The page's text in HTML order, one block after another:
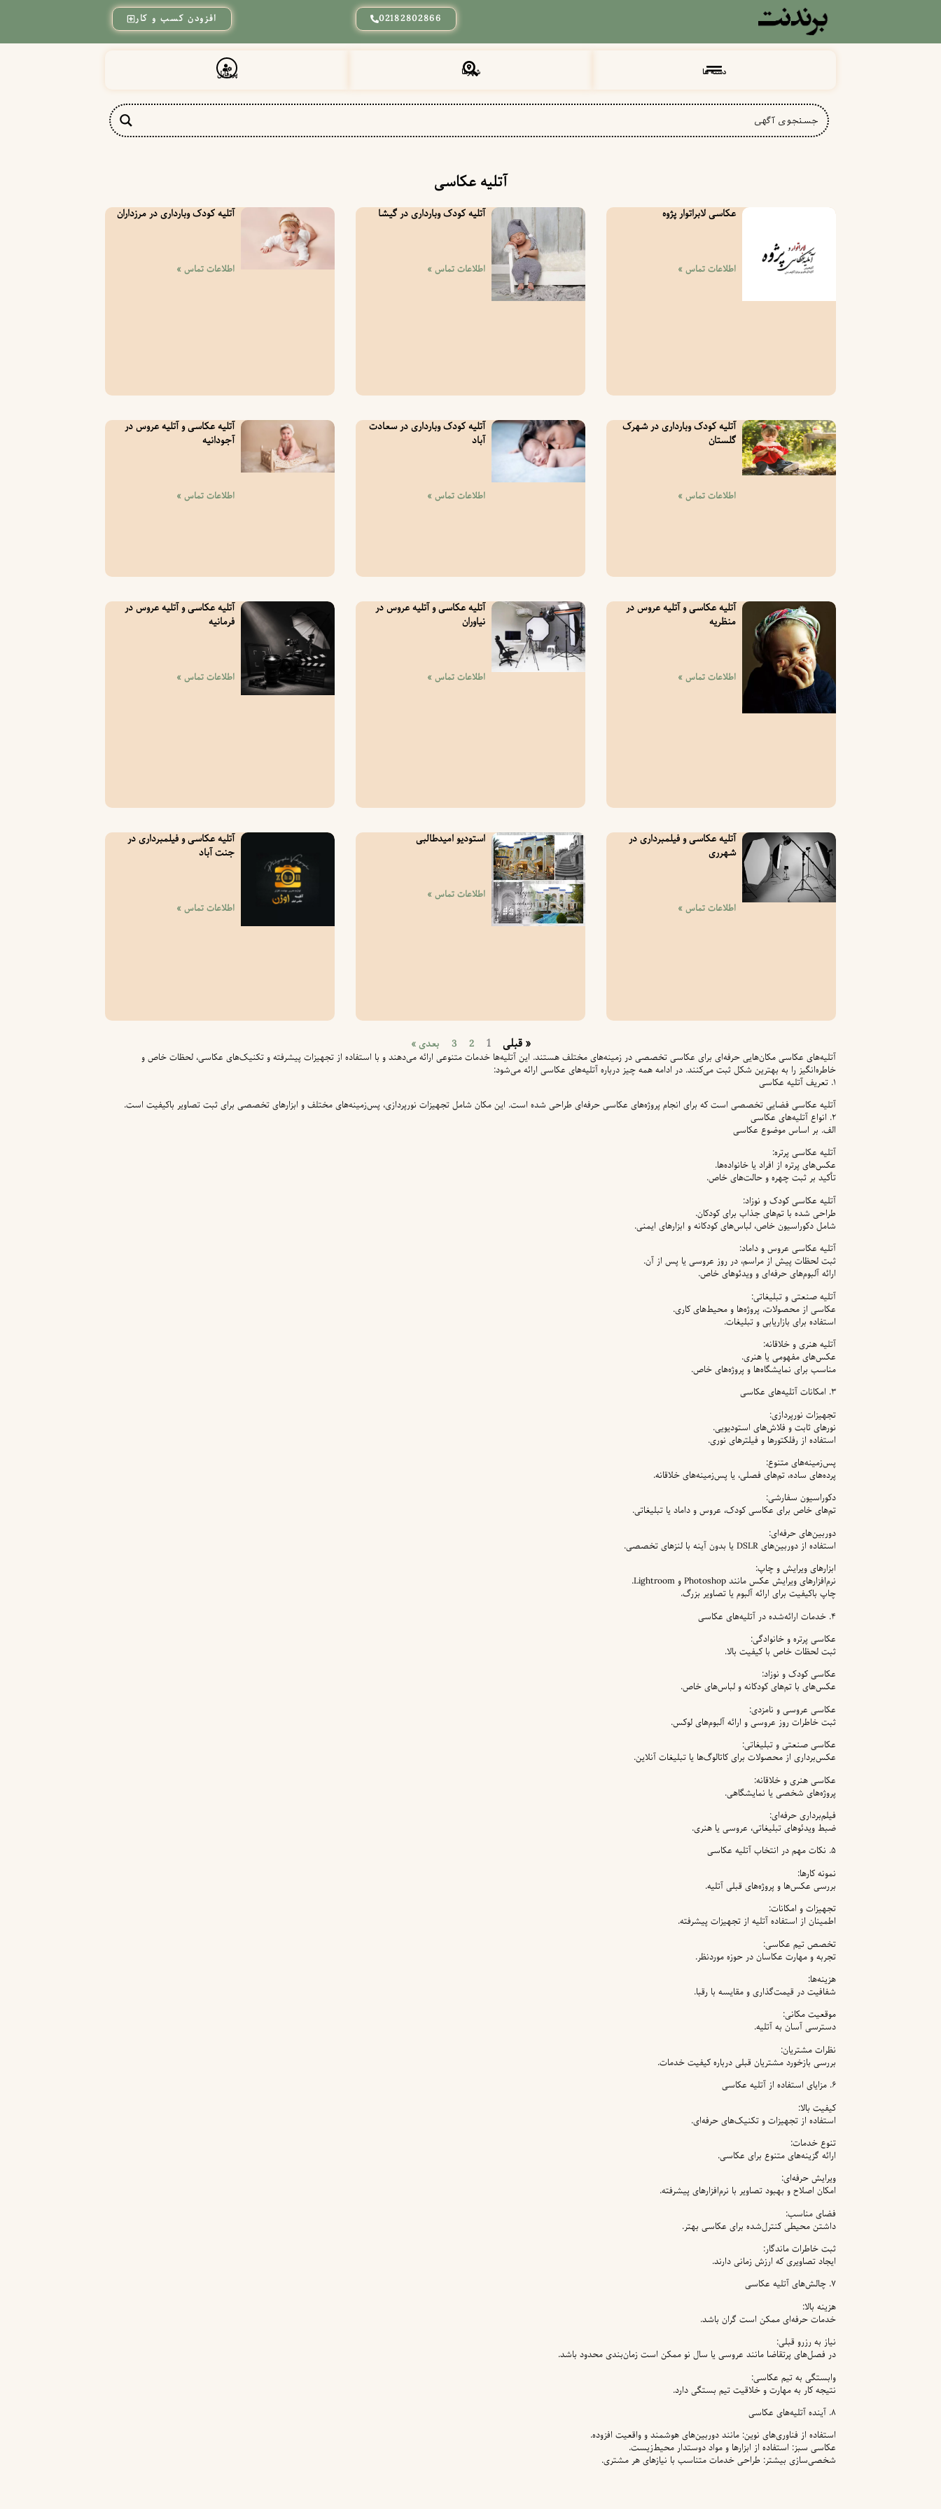
02182802866 افزودن کسب و کار
دسته ها شهرها پروفایل
آتلیه عکاسی
عکاسی لابراتوار پژوه
اطلاعات تماس »
آتلیه کودک وبارداری در گیشا
اطلاعات تماس »
آتلیه کودک وبارداری در مرزداران
اطلاعات تماس »
آتلیه کودک وبارداری در شهرک
گلستان
اطلاعات تماس »
آتلیه کودک وبارداری در سعادت
آباد
اطلاعات تماس »
آتلیه عکاسی و آتلیه عروس در
آجودانیه
اطلاعات تماس »
آتلیه عکاسی و آتلیه عروس در
منظریه
اطلاعات تماس »
آتلیه عکاسی و آتلیه عروس در
نیاوران
اطلاعات تماس »
آتلیه عکاسی و آتلیه عروس در
فرمانیه
اطلاعات تماس »
آتلیه عکاسی و فیلمبرداری در
شهرری
اطلاعات تماس »
استودیو امیدطالبی
اطلاعات تماس »
آتلیه عکاسی و فیلمبرداری در
جنت آباد
اطلاعات تماس »
« قبلی 1
2
3 بعدی »
آتلیه‌های عکاسی مکان‌هایی حرفه‌ای برای عکاسی تخصصی در زمینه‌های مختلف هستند. این آتلیه‌ها خدمات متنوعی ارائه می‌دهند و با استفاده از تجهیزات پیشرفته و تکنیک‌های عکاسی، لحظات خاص و
خاطره‌انگیز را به بهترین شکل ثبت می‌کنند. در ادامه همه چیز درباره آتلیه‌های عکاسی ارائه می‌شود:
۱. تعریف آتلیه عکاسی
آتلیه عکاسی فضایی تخصصی است که برای انجام پروژه‌های عکاسی حرفه‌ای طراحی شده است. این مکان شامل تجهیزات نورپردازی، پس‌زمینه‌های مختلف و ابزارهای تخصصی برای ثبت تصاویر باکیفیت است.
۲. انواع آتلیه‌های عکاسی
الف. بر اساس موضوع عکاسی
آتلیه عکاسی پرتره:
عکس‌های پرتره از افراد یا خانواده‌ها.
تأکید بر ثبت چهره و حالت‌های خاص.
آتلیه عکاسی کودک و نوزاد:
طراحی شده با تم‌های جذاب برای کودکان.
شامل دکوراسیون خاص، لباس‌های کودکانه و ابزارهای ایمنی.
آتلیه عکاسی عروس و داماد:
ثبت لحظات پیش از مراسم، در روز عروسی یا پس از آن.
ارائه آلبوم‌های حرفه‌ای و ویدئوهای خاص.
آتلیه صنعتی و تبلیغاتی:
عکاسی از محصولات، پروژه‌ها و محیط‌های کاری.
استفاده برای بازاریابی و تبلیغات.
آتلیه هنری و خلاقانه:
عکس‌های مفهومی یا هنری.
مناسب برای نمایشگاه‌ها و پروژه‌های خاص.
۳. امکانات آتلیه‌های عکاسی
تجهیزات نورپردازی:
نورهای ثابت و فلاش‌های استودیویی.
استفاده از رفلکتورها و فیلترهای نوری.
پس‌زمینه‌های متنوع:
پرده‌های ساده، تم‌های فصلی، یا پس‌زمینه‌های خلاقانه.
دکوراسیون سفارشی:
تم‌های خاص برای عکاسی کودک، عروس و داماد یا تبلیغاتی.
دوربین‌های حرفه‌ای:
استفاده از دوربین‌های DSLR یا بدون آینه با لنزهای تخصصی.
ابزارهای ویرایش و چاپ:
نرم‌افزارهای ویرایش عکس مانند Photoshop و Lightroom.
چاپ باکیفیت برای ارائه آلبوم یا تصاویر بزرگ.
۴. خدمات ارائه‌شده در آتلیه‌های عکاسی
عکاسی پرتره و خانوادگی:
ثبت لحظات خاص با کیفیت بالا.
عکاسی کودک و نوزاد:
عکس‌های با تم‌های کودکانه و لباس‌های خاص.
عکاسی عروسی و نامزدی:
ثبت خاطرات روز عروسی و ارائه آلبوم‌های لوکس.
عکاسی صنعتی و تبلیغاتی:
عکس‌برداری از محصولات برای کاتالوگ‌ها یا تبلیغات آنلاین.
عکاسی هنری و خلاقانه:
پروژه‌های شخصی یا نمایشگاهی.
فیلم‌برداری حرفه‌ای:
ضبط ویدئوهای تبلیغاتی، عروسی یا هنری.
۵. نکات مهم در انتخاب آتلیه عکاسی
نمونه کارها:
بررسی عکس‌ها و پروژه‌های قبلی آتلیه.
تجهیزات و امکانات:
اطمینان از استفاده آتلیه از تجهیزات پیشرفته.
تخصص تیم عکاسی:
تجربه و مهارت عکاسان در حوزه موردنظر.
هزینه‌ها:
شفافیت در قیمت‌گذاری و مقایسه با رقبا.
موقعیت مکانی:
دسترسی آسان به آتلیه.
نظرات مشتریان:
بررسی بازخورد مشتریان قبلی درباره کیفیت خدمات.
۶. مزایای استفاده از آتلیه عکاسی
کیفیت بالا:
استفاده از تجهیزات و تکنیک‌های حرفه‌ای.
تنوع خدمات:
ارائه گزینه‌های متنوع برای عکاسی.
ویرایش حرفه‌ای:
امکان اصلاح و بهبود تصاویر با نرم‌افزارهای پیشرفته.
فضای مناسب:
داشتن محیطی کنترل‌شده برای عکاسی بهتر.
ثبت خاطرات ماندگار:
ایجاد تصاویری که ارزش زمانی دارند.
۷. چالش‌های آتلیه عکاسی
هزینه بالا:
خدمات حرفه‌ای ممکن است گران باشد.
نیاز به رزرو قبلی:
در فصل‌های پرتقاضا مانند عروسی یا سال نو ممکن است زمان‌بندی محدود باشد.
وابستگی به تیم عکاسی:
نتیجه کار به مهارت و خلاقیت تیم بستگی دارد.
۸. آینده آتلیه‌های عکاسی
استفاده از فناوری‌های نوین: مانند دوربین‌های هوشمند و واقعیت افزوده.
عکاسی سبز: استفاده از ابزارها و مواد دوستدار محیط‌زیست.
شخصی‌سازی بیشتر: طراحی خدمات متناسب با نیازهای هر مشتری.